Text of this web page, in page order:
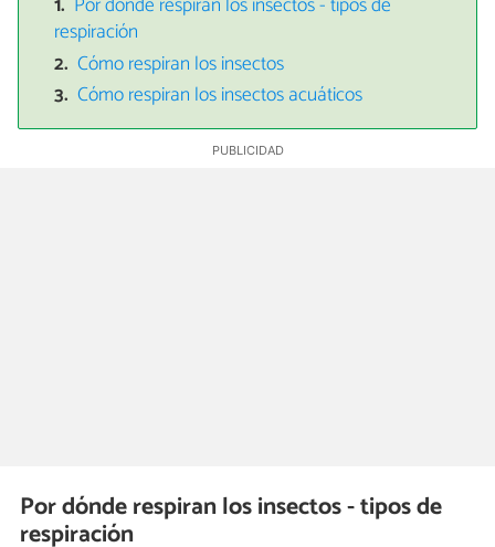
Por dónde respiran los insectos - tipos de
respiración
Cómo respiran los insectos
Cómo respiran los insectos acuáticos
Por dónde respiran los insectos - tipos de
respiración